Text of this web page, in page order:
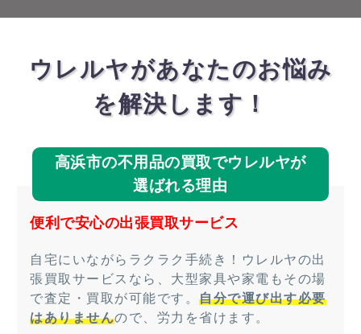
ウレルヤがあなたのお悩み
を解決します！
高浜市の不用品の買取でウレルヤが
選ばれる理由
便利で安心の出張買取サービス
自宅にいながらラクラク手続き！ウレルヤの出
張買取サービスなら、大型家具や家電もその場
で査定・買取が可能です。 自分で運び出す必要
はありませんので、労力を省けます。